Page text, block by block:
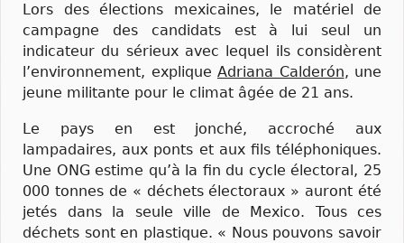
Lors des élections mexicaines, le matériel de
campagne des candidats est à lui seul un
indicateur du sérieux avec lequel ils considèrent
l’environnement, explique Adriana Calderón, une
jeune militante pour le climat âgée de 21 ans.
Le pays en est jonché, accroché aux
lampadaires, aux ponts et aux fils téléphoniques.
Une ONG estime qu’à la fin du cycle électoral, 25
000 tonnes de « déchets électoraux » auront été
jetés dans la seule ville de Mexico. Tous ces
déchets sont en plastique. « Nous pouvons savoir